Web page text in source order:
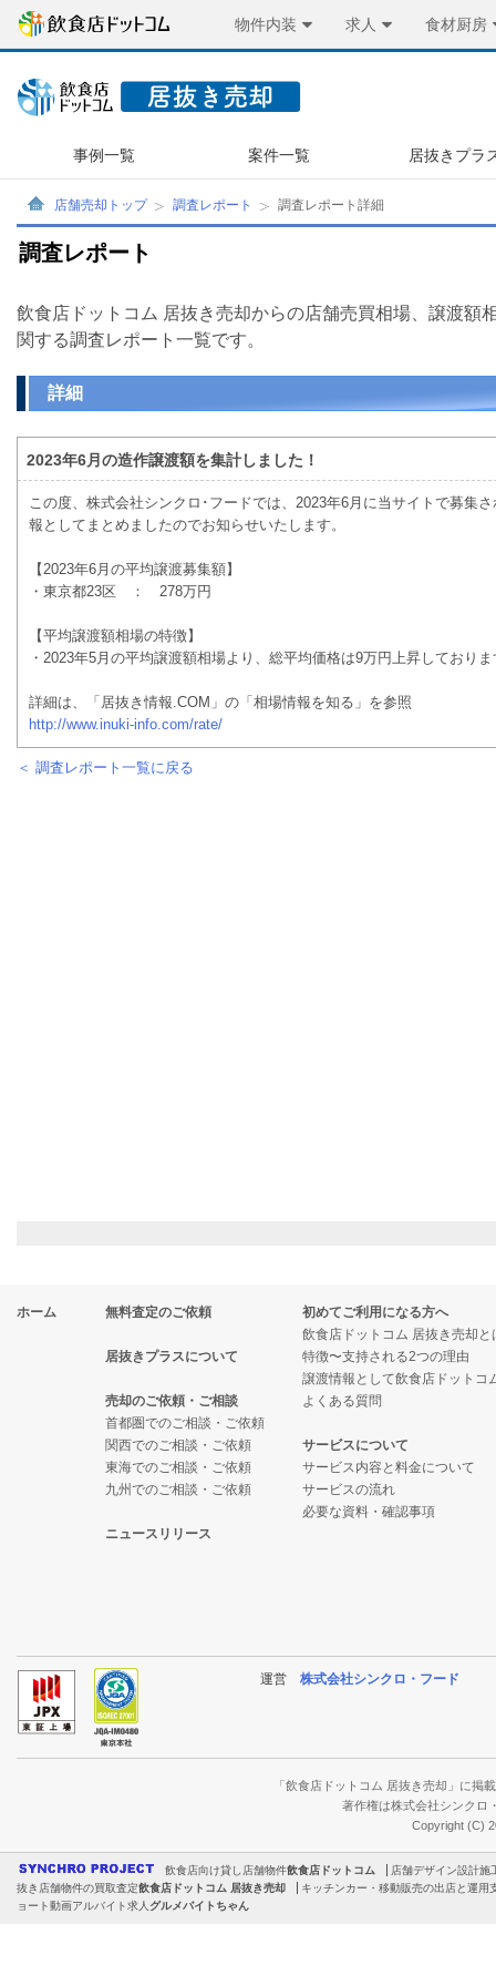
物件内装 求人 食材厨房
事例一覧 案件一覧 居抜きプラ
店舗売却トップ 調査レポート 調査レポート詳細
調査レポート
飲食店ドットコム 居抜き売却からの店舗売買相場、譲渡額
関する調査レポート一覧です。
詳細
2023年6月の造作譲渡額を集計しました！
この度、株式会社シンクロ･フードでは、2023年6月に当サイトで募集
報としてまとめましたのでお知らせいたします。
【2023年6月の平均譲渡募集額】
・東京都23区 ： 278万円
【平均譲渡額相場の特徴】
・2023年5月の平均譲渡額相場より、総平均価格は9万円上昇しており
詳細は、「居抜き情報.COM」の「相場情報を知る」を参照
http://www.inuki-info.com/rate/
＜ 調査レポート一覧に戻る
ホーム 無料査定のご依頼
居抜きプラスについて
売却のご依頼・ご相談
首都圏でのご相談・ご依頼
関西でのご相談・ご依頼
東海でのご相談・ご依頼
九州でのご相談・ご依頼
ニュースリリース
初めてご利用になる方へ
飲食店ドットコム 居抜き売却と
特徴〜支持される2つの理由
譲渡情報として飲食店ドットコ
よくある質問
サービスについて
サービス内容と料金について
サービスの流れ
必要な資料・確認事項
運営 株式会社シンクロ・フード
「飲食店ドットコム 居抜き売却」に掲
著作権は株式会社シンクロ
Copyright (C)
飲食店向け貸し店舗物件飲食店ドットコム
店舗デザイン設計施
抜き店舗物件の買取査定飲食店ドットコム 居抜き売却
キッチンカー・移動販売の出店と運用
ョート動画アルバイト求人 グルメバイトちゃん